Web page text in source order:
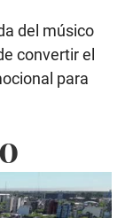
del músico
convertir el
para